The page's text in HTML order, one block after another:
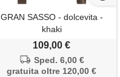
GRAN SASSO - dolcevita -
khaki
109,00 €
Sped. 6,00 €
gratuita oltre 120,00 €